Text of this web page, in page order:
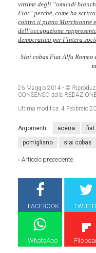
vittime degli “omicidi
Fiat” perché,come ha
contro il piano Marchionne
dell’occupazione
democratica per l’intera
Slai cobas Fiat Alfa Romeo
26 Maggio 2014 - ©
CONSENSO della
Ultima modifica:4 Febbraio
Argomenti: acerra fiat
pomigliano slai cobas
‹Articolo precedente
FACEBOOK
WhatsApp